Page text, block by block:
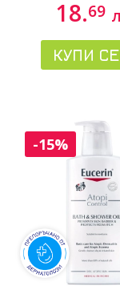
18.69
КУПИ
-15%